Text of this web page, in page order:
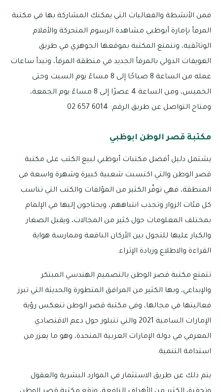
فمن الأنشطة والفعاليات التي يمكنك المشاركة بها في مكتبة
المرفأ بإمارة أبوظبي مشاهدة الرسوم المتحركة والأفلام
الوثائقية، وتتمتع المكتبة بموقعها الجوهري في طريق
الغويفات الدولي بالمرفأ الجديد في منطقة المرفأ، وتبدأ ساعات
عمله من الساعة 8 صباحًا إلى 8 مساءً يوم السبت وحتى
الخميس، ومن الساعة 4 عصرًا إلى 8 مساءً يوم الجمعة،
ومتاح التواصل عن طريق الرقم: 6014 657 02
مكتبة قصر الوطن ابوظبي
يشتمل دليل أفضل مكتبات أبوظبي لبيع الكتب على مكتبة
قصر الوطن والتي اكتسبت شعبية كبيرة وشهرة واسعة في
المنطقة، فهي توفّر الكثير من المؤلفات والكتب التي تناسب
كل فئات الزوار وتجذب انتباههم، ويحتاجون إليها في الإلمام
بمختلف المعلومات حول كثير من المجالات، ويقبل الصغار
والكبار عليها للتجول بين الأركان النافعة وممارسة هواية
القراءة والاطلاع وزيادة الإثراء.
تتمتع مكتبة قصر الوطن بالتصميم الهندسي المبتكر
والإبداعي، وبها الكثير من المرافق المتطورة والحديثة التي تبرز
فعاليتها في مجالها، وفي مكتبة قصر الوطن تنعكس رؤية
الإمارات السامية 2021 والتي تتبلور حول دعم الاقتصادي
المعرفي في دولة الإمارات العربية المتحدة، وهو ما يعزز من
استدامة التنمية.
يتم ذلك عن طريق الاستثمار في الموارد البشرية والعقول